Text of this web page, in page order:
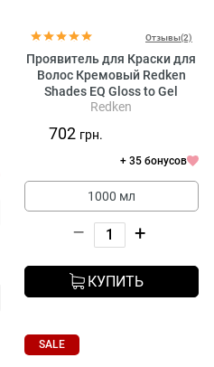
Отзывы(2)
Проявитель для Краски для
Волос Кремовый Redken
Shades EQ Gloss to Gel
Processing Solution
Redken
702 грн.
+ 35 бонусов
1000 мл
– +
КУПИТЬ
SALE